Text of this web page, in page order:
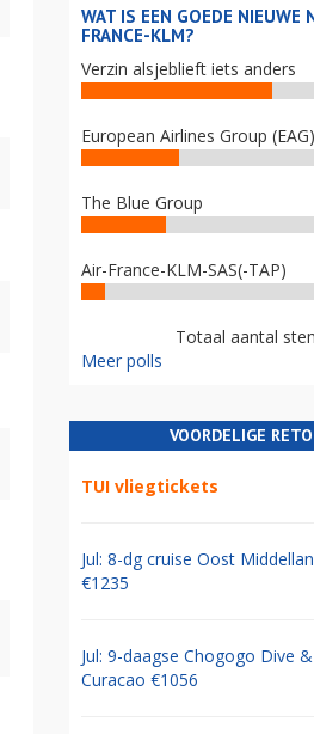
WAT IS EEN GOEDE NIEUWE
FRANCE-KLM?
Verzin alsjeblieft iets anders
European Airlines Group (EAG)
The Blue Group
Air-France-KLM-SAS(-TAP)
Totaal aantal
Meer polls
VOORDELIGE
TUI vliegtickets
Jul: 8-dg cruise Oost
€1235
Jul: 9-daagse Chogogo Dive
Curacao €1056